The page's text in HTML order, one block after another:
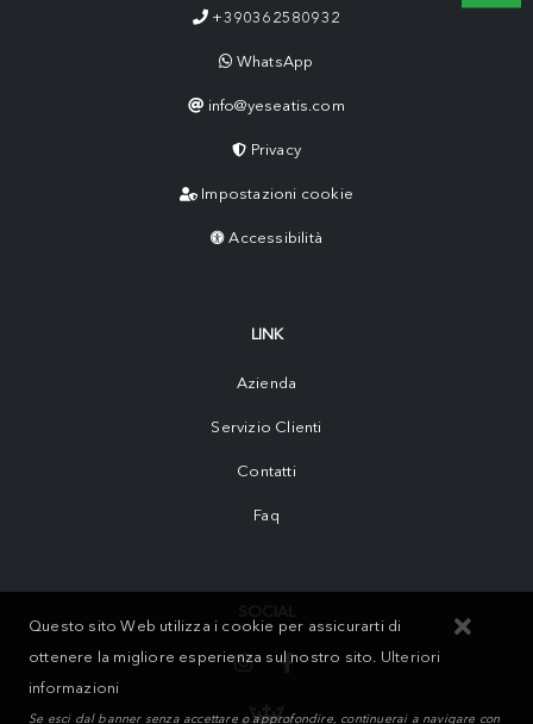
+390362580932
WhatsApp
info@yeseatis.com
Privacy
Impostazioni cookie
Accessibilità
LINK
Azienda
Servizio Clienti
Contatti
Faq
Questo sito Web utilizza i cookie per assicurarti di
ottenere la migliore esperienza sul nostro sito. Ulteriori
informazioni
Se esci dal banner senza accettare o approfondire, continuerai a navigare con